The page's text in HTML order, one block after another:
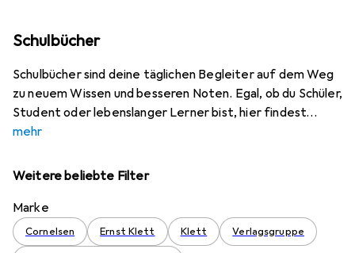
Schulbücher
Schulbücher sind deine täglichen Begleiter auf dem Weg
zu neuem Wissen und besseren Noten. Egal, ob du Schüler,
Student oder lebenslanger Lerner bist, hier findest
mehr
Weitere beliebte Filter
Marke
Cornelsen Ernst Klett Klett Verlagsgruppe